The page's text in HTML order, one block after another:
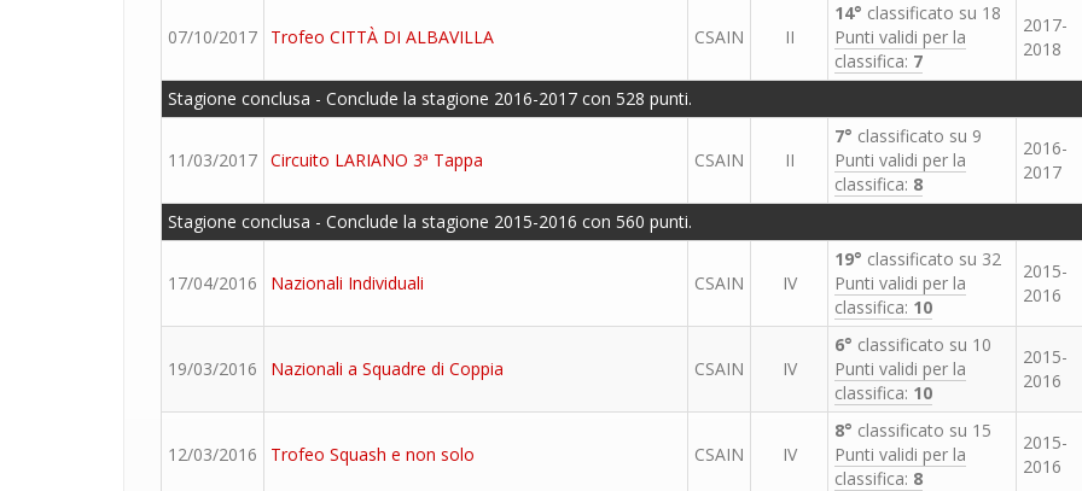
07/10/2017 Trofeo CITTÀ DI ALBAVILLA CSAIN II
14° classificato su 18
Punti validi per la
classifica: 7
2017-
2018
Stagione conclusa - Conclude la stagione 2016-2017 con 528 punti.
11/03/2017 Circuito LARIANO 3ª Tappa CSAIN II
7° classificato su 9
Punti validi per la
classifica: 8
2016-
2017
Stagione conclusa - Conclude la stagione 2015-2016 con 560 punti.
17/04/2016 Nazionali Individuali CSAIN IV
19° classificato su 32
Punti validi per la
classifica: 10
2015-
2016
19/03/2016 Nazionali a Squadre di Coppia CSAIN IV
6° classificato su 10
Punti validi per la
classifica: 10
2015-
2016
12/03/2016 Trofeo Squash e non solo CSAIN IV
8° classificato su 15
Punti validi per la
classifica: 8
2015-
2016